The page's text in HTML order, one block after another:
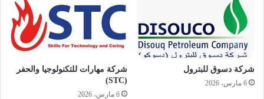
شركة دسوق للبترول
6 مارس، 2026
شركة مهارات للتكنولوجيا والحفر
(STC)
6 مارس، 2026